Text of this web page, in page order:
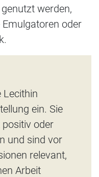
werden,
oder
Lecithin
ein. Sie
oder
und sind vor
relevant,
Arbeit